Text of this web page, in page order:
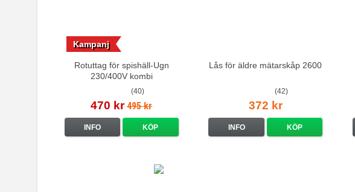
Rotuttag för spishäll-Ugn
230/400V kombi
(40)
Kampanj
470 kr 495 kr
INFO KÖP
Lås för äldre mätarskåp 2600
(42)
372 kr
INFO KÖP